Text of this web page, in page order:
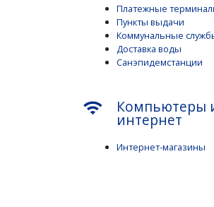
Платежные
Пункты выдачи
Коммунальные
Доставка воды
Санэпидемстанции
wifi Компьютеры
интернет
Интернет-магазины